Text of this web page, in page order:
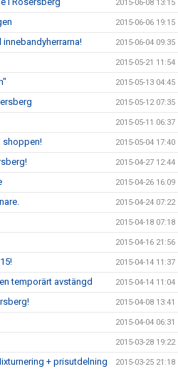
2015-06-08 13:15
2015-06-06 19:15
2015-06-04 09:35
2015-05-21 11:54
2015-05-13 04:45
2015-05-12 07:35
2015-05-11 06:37
shoppen! 2015-05-04 17:40
2015-04-27 12:44
2015-04-26 16:09
2015-04-24 07:22
2015-04-18 07:18
2015-04-16 21:56
2015-04-14 11:37
temporärt avstängd 2015-04-14 11:04
2015-04-08 13:41
2015-04-04 06:31
2015-03-28 19:22
+ prisutdelning 2015-03-25 21:18